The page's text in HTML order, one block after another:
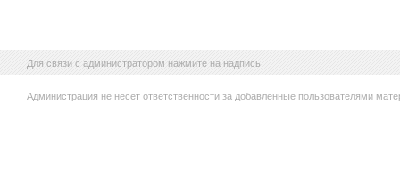
Для связи с администратором нажмите на надпись
Администрация не несет ответственности за добавленные пользователями